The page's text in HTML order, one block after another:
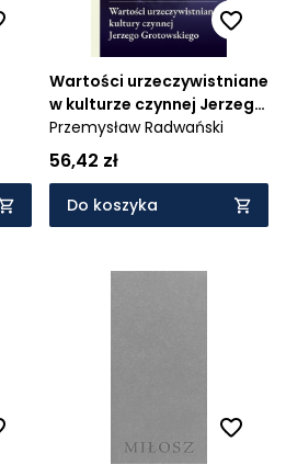
Wartości urzeczywistniane
w kulturze czynnej Jerzego
Grotowskiego
Przemysław Radwański
56,42 zł
Do koszyka